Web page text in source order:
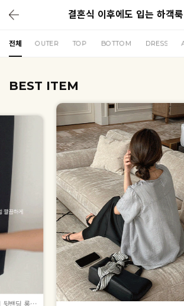
결혼식 이후에도 입는 하객룩
전체 OUTER TOP BOTTOM DRESS
BEST ITEM
[하객룩 추천, 기획 특가] 아유이 뒷밴딩 롱 스커트 87179